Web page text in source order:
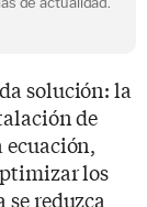
solución: la
de
ecuación,
los
se reduzca